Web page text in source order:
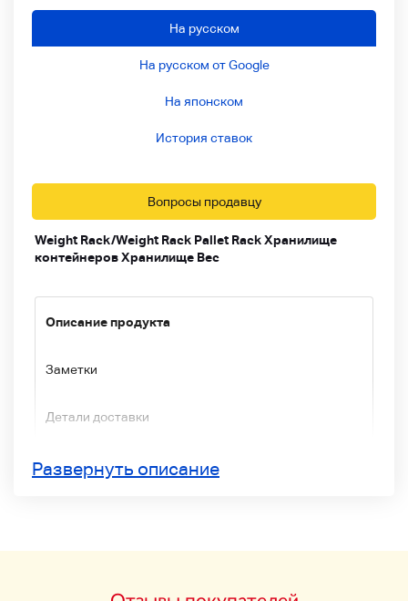
На русском
На русском от Google
На японском
История ставок
Вопросы продавцу
Weight Rack/Weight Rack Pallet Rack Хранилище
контейнеров Хранилище Вес
Описание продукта
Заметки
Детали доставки
Способ оплаты
Развернуть описание